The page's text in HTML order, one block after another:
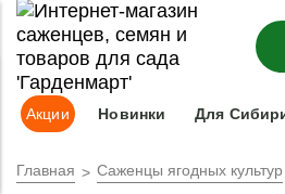
Адрес доставки:Москва
Акции Новинки Для
Главная Саженцы ягодных культур